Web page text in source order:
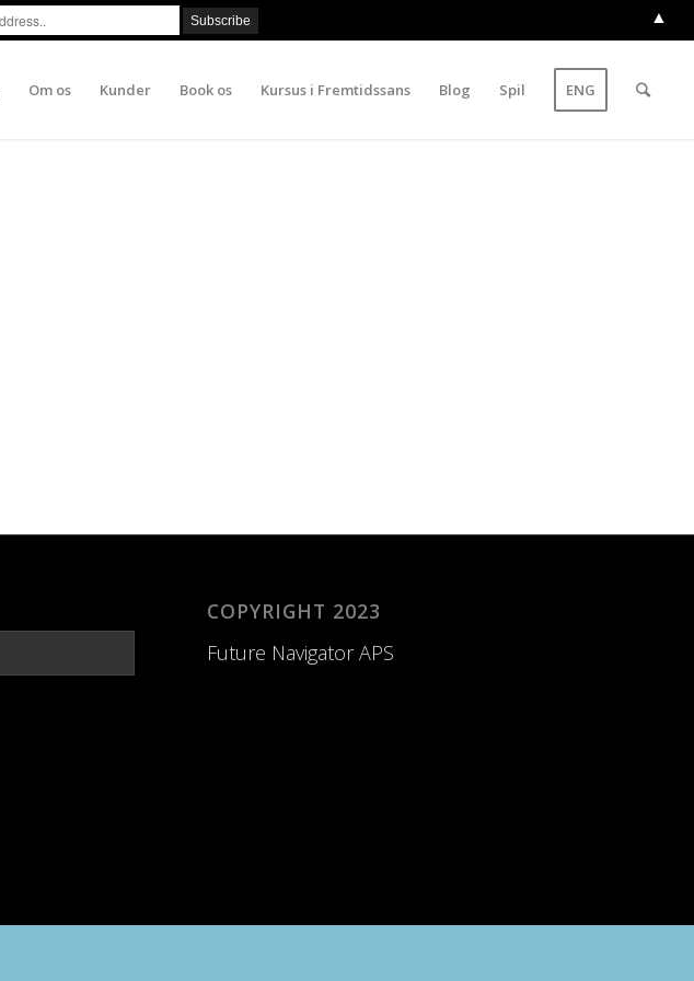
Om os Kunder Book os Kursus i Fremtidssans Blog Spil ENG
COPYRIGHT 2023
Future Navigator APS
▲